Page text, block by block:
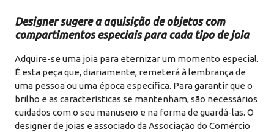
Designer sugere a aquisição de objetos com
compartimentos especiais para cada tipo de joia
Adquire-se uma joia para eternizar um momento especial.
É esta peça que, diariamente, remeterá à lembrança de
uma pessoa ou uma época específica. Para garantir que o
brilho e as características se mantenham, são necessários
cuidados com o seu manuseio e na forma de guardá-las. O
designer de joias e associado da Associação do Comércio